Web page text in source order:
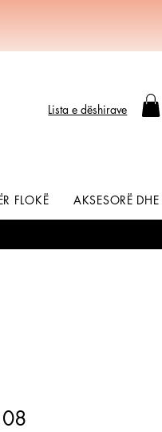
Lista e dëshirave
FLOKË AKSESORË DHE